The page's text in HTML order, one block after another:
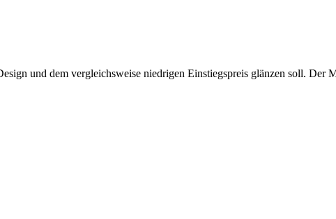
und dem vergleichsweise niedrigen Einstiegspreis glänzen soll. Der